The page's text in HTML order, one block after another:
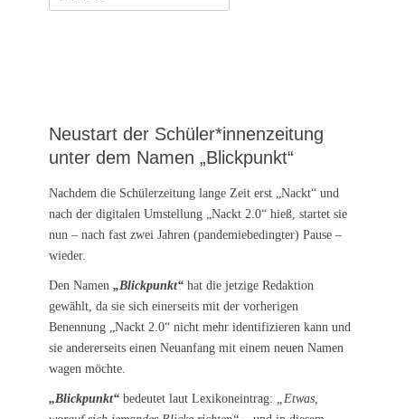
nach:
Neustart der Schüler*innenzeitung
unter dem Namen „Blickpunkt“
Nachdem die Schülerzeitung lange Zeit erst „Nackt“ und
nach der digitalen Umstellung „Nackt 2.0“ hieß, startet sie
nun – nach fast zwei Jahren (pandemiebedingter) Pause –
wieder.
Den Namen „Blickpunkt“ hat die jetzige Redaktion
gewählt, da sie sich einerseits mit der vorherigen
Benennung „Nackt 2.0“ nicht mehr identifizieren kann und
sie andererseits einen Neuanfang mit einem neuen Namen
wagen möchte.
„Blickpunkt“ bedeutet laut Lexikoneintrag: „Etwas,